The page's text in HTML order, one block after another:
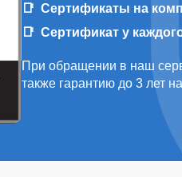
Сертификаты на
Сертификат у
При обращении в наш
также гарантию до 3 лет